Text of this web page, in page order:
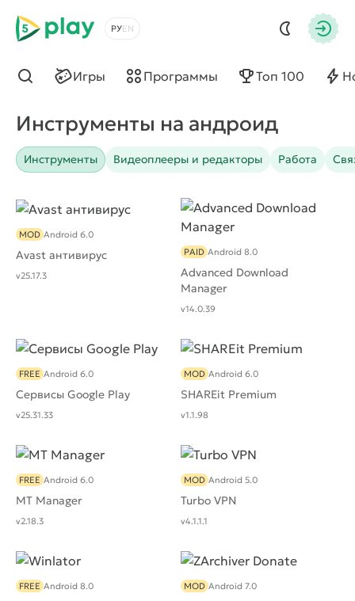
5play
Выбрать язык
Игры Программы Топ 100
Найти
Инструменты на андроид
Видеоплееры и редакторы
Инструменты Работа
Avast антивирус
MOD Android 6.0
v25.17.3
Advanced Download
Manager
PAID Android 8.0
v14.0.39
Сервисы Google Play
FREE Android 6.0
v25.31.33
SHAREit Premium
MOD Android 6.0
v1.1.98
MT Manager
FREE Android 6.0
v2.18.3
Turbo VPN
MOD Android 5.0
v4.1.1.1
FREE Android 8.0 MOD Android 7.0